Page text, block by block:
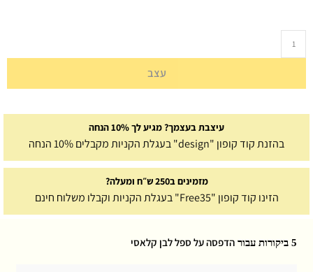
עצב
עיצבת בעצמך? מגיע לך 10% הנחה
בהזנת קוד קופון "design" בעגלת הקניות מקבלים 10% הנחה
מזמינים ב250 ש״ח ומעלה?
הזינו קוד קופון "Free35" בעגלת הקניות וקבלו משלוח חינם
5 ביקורות עבור הדפסה על ספל לבן קלאסי